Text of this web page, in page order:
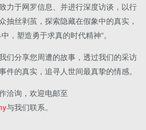
力于网罗信息、并进行深度访谈，以行
抽丝剥茧，探索隐藏在假象中的真实，
，塑造勇于求真的时代精神“。
们分享您周遭的故事，透过我们的采访
件的真实，追寻人世间最真挚的情感。
洽询，欢迎电邮至
与我们联系。